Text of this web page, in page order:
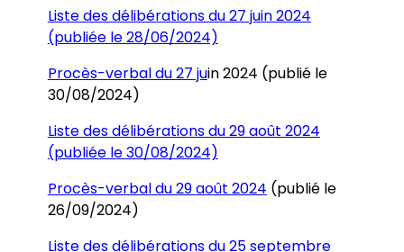
Liste des délibérations du 27 juin 2024
(publiée le 28/06/2024)
Procès-verbal du 27 juin 2024 (publié le
30/08/2024)
Liste des délibérations du 29 août 2024
(publiée le 30/08/2024)
Procès-verbal du 29août 2024 (publié le
26/09/2024)
Liste des délibérations du 25 septembre